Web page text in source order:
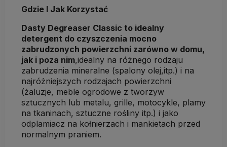
Gdzie I Jak Korzystać
Dasty Degreaser Classic to idealny
detergent do czyszczenia mocno
zabrudzonych powierzchni zarówno w domu,
jak i poza nim,idealny na różnego rodzaju
zabrudzenia mineralne (spalony olej,itp.) i na
najróżniejszych rodzajach powierzchni
(żaluzje, meble ogrodowe z tworzyw
sztucznych lub metalu, grille, motocykle, plamy
na tkaninach, sztuczne rośliny itp.) i jako
odplamiacz na kołnierzach i mankietach przed
normalnym praniem.